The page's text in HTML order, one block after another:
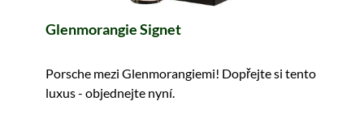
Glenmorangie Signet
Porsche mezi Glenmorangiemi! Dopřejte si tento
luxus - objednejte nyní.